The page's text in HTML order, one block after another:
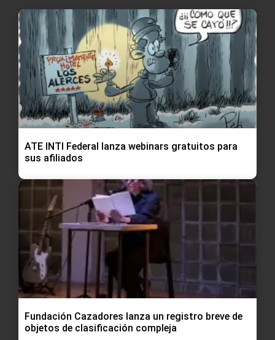
ATE INTI Federal lanza webinars gratuitos para
sus afiliados
Fundación Cazadores lanza un registro breve de
objetos de clasificación compleja